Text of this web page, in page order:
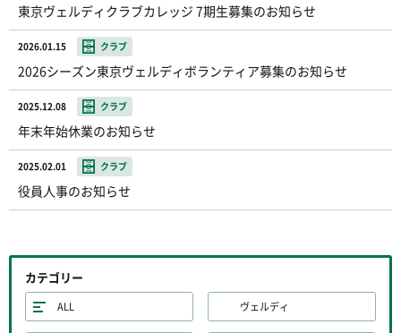
東京ヴェルディクラブカレッジ 7期生募集のお知らせ
2026.01.15 クラブ
2026シーズン東京ヴェルディボランティア募集のお知らせ
2025.12.08 クラブ
年末年始休業のお知らせ
2025.02.01 クラブ
役員人事のお知らせ
カテゴリー
ALL ヴェルディ